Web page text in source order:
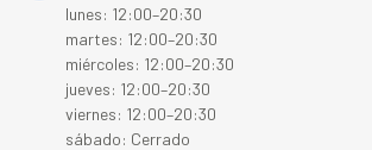
lunes: 12:00–20:30
martes: 12:00–20:30
miércoles: 12:00–20:30
jueves: 12:00–20:30
viernes: 12:00–20:30
sábado: Cerrado